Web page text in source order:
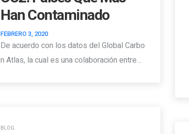
Han Contaminado
FEBRERO 3, 2020
De acuerdo con los datos del Global Carbo
n Atlas, la cual es una colaboración entre…
BLOG